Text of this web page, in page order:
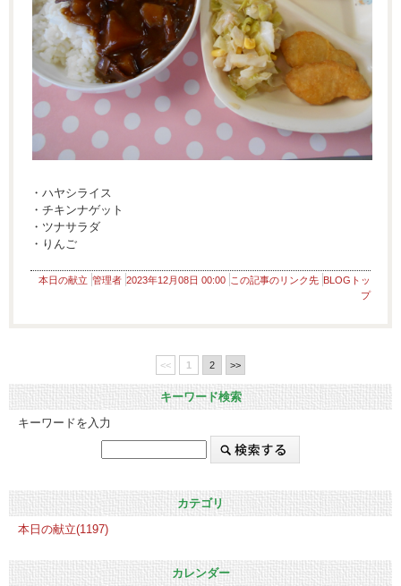
・ハヤシライス
・チキンナゲット
・ツナサラダ
・りんご
本日の献立 管理者 2023年12月08日 00:00 この記事のリンク先 BLOGトッ
プ
<< 1 2 >>
キーワード検索
キーワードを入力
カテゴリ
本日の献立(1197)
カレンダー